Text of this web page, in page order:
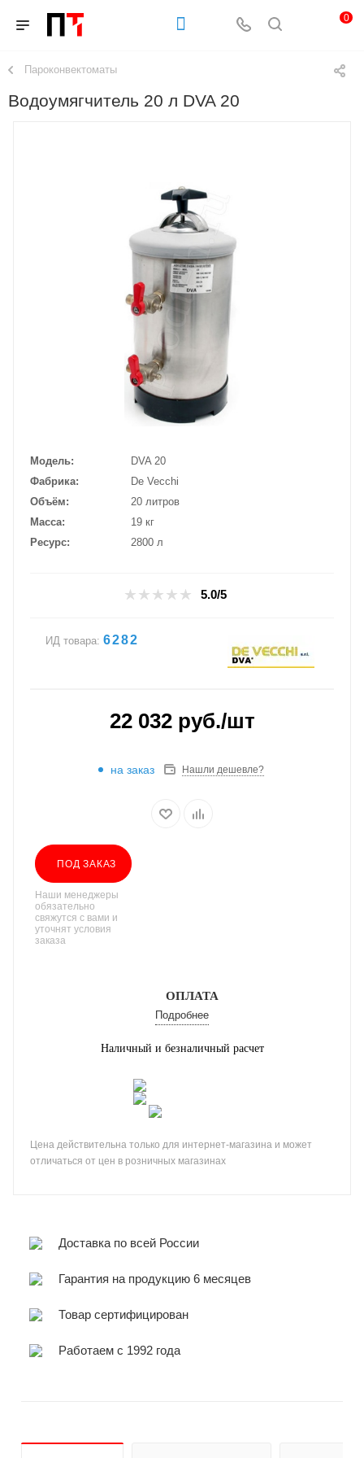
0
Пароконвектоматы
Водоумягчитель 20 л DVA 20
Модель
DVA 20
Фабрика
De Vecchi
Объём
20 литров
Масса
19 кг
Ресурс
2800 л
5.0/5
ИД товара: 6282
22 032руб./шт
на заказ Нашли дешевле?
ПОД ЗАКАЗ
Наши менеджеры
обязательно
свяжутся с вами и
уточнят условия
заказа
ОПЛАТА
Подробнее
Наличный и безналичный расчет
Цена действительна только для интернет-магазина и может
отличаться от цен в розничных магазинах
Доставка по всей России
Гарантия на продукцию 6 месяцев
Товар сертифицирован
Работаем с 1992 года